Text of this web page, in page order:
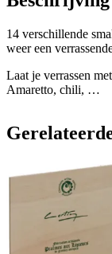
14 verschillende
weer een
Laat je verrassen
Amaretto, chili, …